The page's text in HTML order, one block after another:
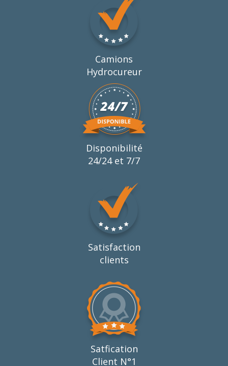
Camions
Hydrocureur
Disponibilité
24/24 et 7/7
Satisfaction
clients
Satfication
Client N°1